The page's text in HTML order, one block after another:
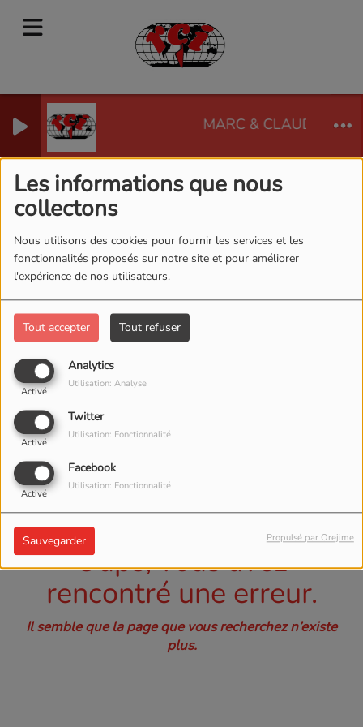
Les informations que nous
collectons
Nous utilisons des cookies pour fournir les services et les
fonctionnalités proposés sur notre site et pour améliorer
l'expérience de nos utilisateurs.
Tout accepter Tout refuser
Analytics
Activé
Utilisation: Analyse
Twitter
Activé
Utilisation: Fonctionnalité
Facebook
Activé
Utilisation: Fonctionnalité
Sauvegarder Propulsé par Orejime
MARC & CLAUDE -
RADIO CORSICA INTERNATIONAL
Oups, vous avez
rencontré une erreur.
Il semble que la page que vous recherchez n’existe
plus.